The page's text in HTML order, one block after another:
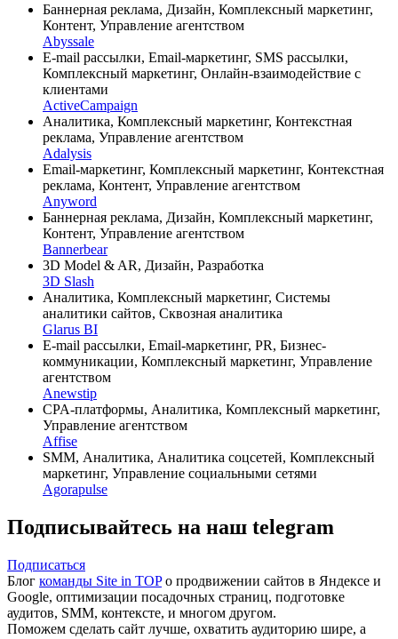
Баннерная реклама, Дизайн, Комплексный маркетинг,
Контент, Управление агентством
Abyssale
E-mail рассылки, Email-маркетинг, SMS рассылки,
Комплексный маркетинг, Онлайн-взаимодействие с
клиентами
ActiveCampaign
Аналитика, Комплексный маркетинг, Контекстная
реклама, Управление агентством
Adalysis
Email-маркетинг, Комплексный маркетинг, Контекстная
реклама, Контент, Управление агентством
Anyword
Баннерная реклама, Дизайн, Комплексный маркетинг,
Контент, Управление агентством
Bannerbear
3D Model & AR, Дизайн, Разработка
3D Slash
Аналитика, Комплексный маркетинг, Системы
аналитики сайтов, Сквозная аналитика
Glarus BI
E-mail рассылки, Email-маркетинг, PR, Бизнес-
коммуникации, Комплексный маркетинг, Управление
агентством
Anewstip
CPA-платформы, Аналитика, Комплексный маркетинг,
Управление агентством
Affise
SMM, Аналитика, Аналитика соцсетей, Комплексный
маркетинг, Управление социальными сетями
Agorapulse
Подписывайтесь на наш telegram
Подписаться
Блог команды Site in TOPо продвижении сайтов в Яндексе и
Google, оптимизации посадочных страниц, подготовке
аудитов, SMM, контексте, и многом другом.
Поможем сделать сайт лучше, охватить аудиторию шире, а